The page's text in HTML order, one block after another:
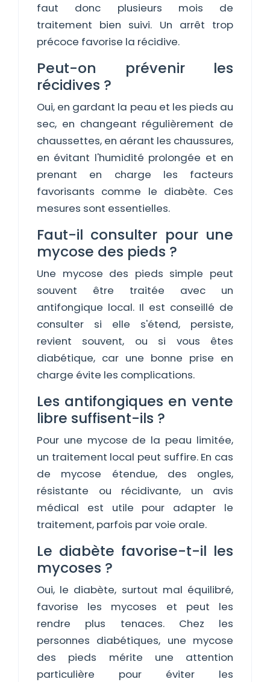
faut donc plusieurs mois de
traitement bien suivi. Un arrêt trop
précoce favorise la récidive.
Peut-on prévenir les
récidives ?
Oui, en gardant la peau et les pieds au
sec, en changeant régulièrement de
chaussettes, en aérant les chaussures,
en évitant l'humidité prolongée et en
prenant en charge les facteurs
favorisants comme le diabète. Ces
mesures sont essentielles.
Faut-il consulter pour une
mycose des pieds ?
Une mycose des pieds simple peut
souvent être traitée avec un
antifongique local. Il est conseillé de
consulter si elle s'étend, persiste,
revient souvent, ou si vous êtes
diabétique, car une bonne prise en
charge évite les complications.
Les antifongiques en vente
libre suffisent-ils ?
Pour une mycose de la peau limitée,
un traitement local peut suffire. En cas
de mycose étendue, des ongles,
résistante ou récidivante, un avis
médical est utile pour adapter le
traitement, parfois par voie orale.
Le diabète favorise-t-il les
mycoses ?
Oui, le diabète, surtout mal équilibré,
favorise les mycoses et peut les
rendre plus tenaces. Chez les
personnes diabétiques, une mycose
des pieds mérite une attention
particulière pour éviter les